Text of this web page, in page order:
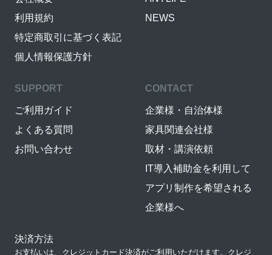
利用規約
特定商取引に基づく表記
個人情報保護方針
NEWS
SUPPORT
ご利用ガイド
よくある質問
お問い合わせ
CONTACT
企業様・自治体様
家具関連会社様
取材・講演依頼
IT導入補助金を利用して
アプリ制作を希望される
企業様へ
決済方法
お支払いは、クレジットカード決済がご利用いただけます。クレジ